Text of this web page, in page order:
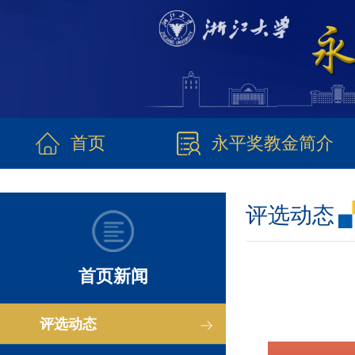
首页 永平奖教金简介
首页新闻
评选动态
评选动态